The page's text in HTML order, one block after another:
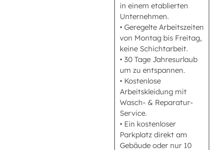
in einem etablierten
Unternehmen.
• Geregelte Arbeitszeiten
von Montag bis Freitag,
keine Schichtarbeit.
• 30 Tage Jahresurlaub
um zu entspannen.
• Kostenlose
Arbeitskleidung mit
Wasch- & Reparatur-
Service.
• Ein kostenloser
Parkplatz direkt am
Gebäude oder nur 10